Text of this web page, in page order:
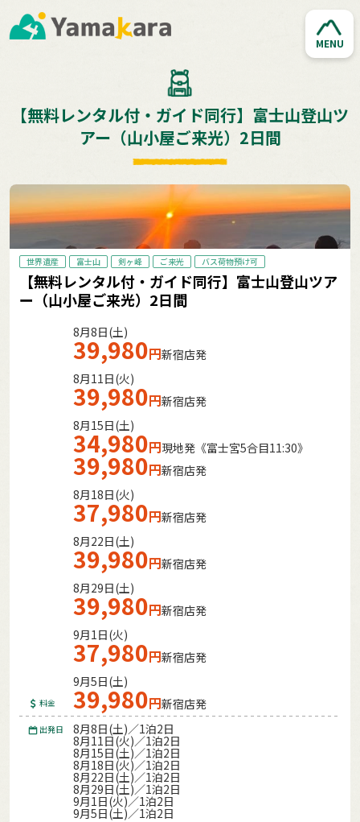
MENU
【無料レンタル付・ガイド同行】富士山登山ツ
アー（山小屋ご来光）2日間
世界遺産 富士山 剣ヶ峰 ご来光 バス荷物預け可
【無料レンタル付・ガイド同行】富士山登山ツア
ー（山小屋ご来光）2日間
料金
8月8日(土)
39,980円新宿店発
8月11日(火)
39,980円新宿店発
8月15日(土)
34,980円現地発《富士宮5合目11:30》
39,980円新宿店発
8月18日(火)
37,980円新宿店発
8月22日(土)
39,980円新宿店発
8月29日(土)
39,980円新宿店発
9月1日(火)
37,980円新宿店発
9月5日(土)
39,980円新宿店発
出発日 8月8日(土)／1泊2日
8月11日(火)／1泊2日
8月15日(土)／1泊2日
8月18日(火)／1泊2日
8月22日(土)／1泊2日
8月29日(土)／1泊2日
9月1日(火)／1泊2日
9月5日(土)／1泊2日